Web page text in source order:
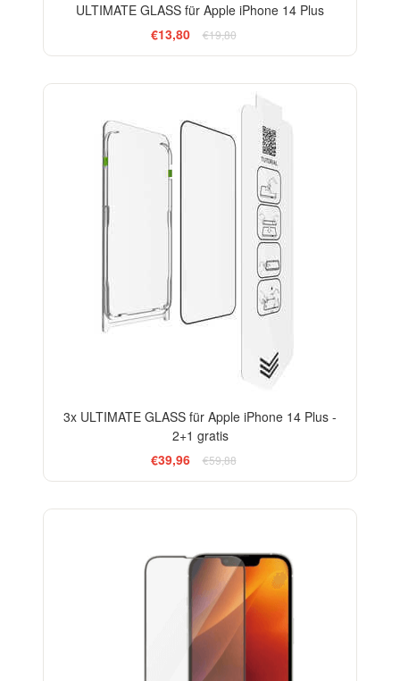
ULTIMATE GLASS für Apple iPhone 14 Plus
€13,80
€19,80
3x ULTIMATE GLASS für Apple iPhone 14 Plus -
2+1 gratis
€39,96
€59,88